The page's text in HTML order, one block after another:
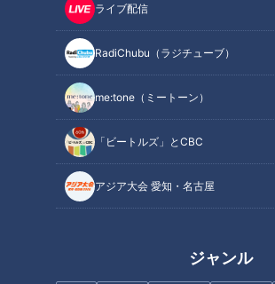
ライブ配信
RadiChubu（ラジチューブ）
me:tone（ミートーン）
「ビートルズ」とCBC
アジア大会 愛知・名古屋
ジャンル
古舘伊知郎が語る『夜ヒット』
の舞台裏